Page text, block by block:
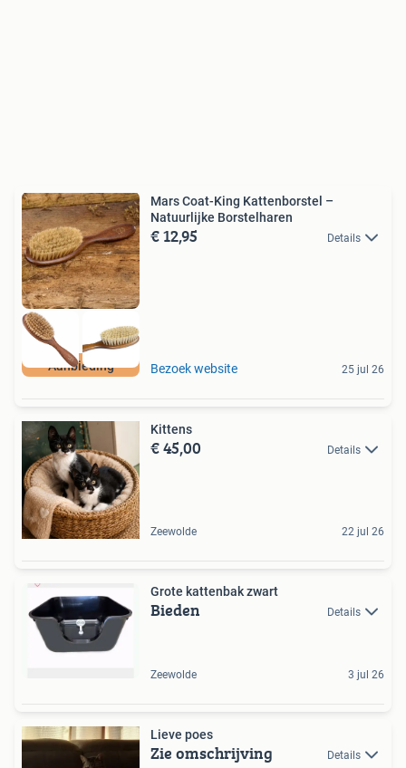
Aanbieding
Mars Coat-King Kattenborstel –
Natuurlijke Borstelharen
€ 12,95 Details
Bezoek website 25 jul 26
Kittens
€ 45,00 Details
Zeewolde 22 jul 26
Grote kattenbak zwart
Bieden Details
Zeewolde 3 jul 26
Lieve poes
Zie omschrijving Details